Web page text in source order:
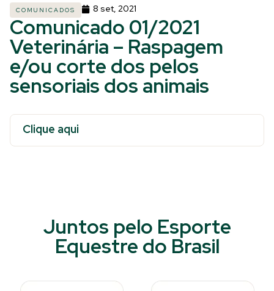
COMUNICADOS 8 set, 2021
Comunicado 01/2021
Veterinária – Raspagem
e/ou corte dos pelos
sensoriais dos animais
Clique aqui
Juntos pelo Esporte
Equestre do Brasil